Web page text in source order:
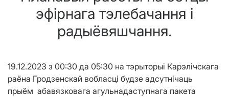
эфірнага тэлебачання і
радыёвяшчання.
19.12.2023 з 00:30 да 05:30 на тэрыторыі Карэлічскага
раёна Гродзенскай вобласці будзе адсутнічаць
прыём абавязковага агульнадаступнага пакета